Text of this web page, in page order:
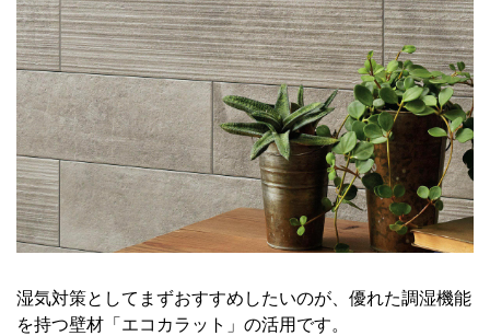
湿気対策としてまずおすすめしたいのが、優れた調湿機能
を持つ壁材「エコカラット」の活用です。